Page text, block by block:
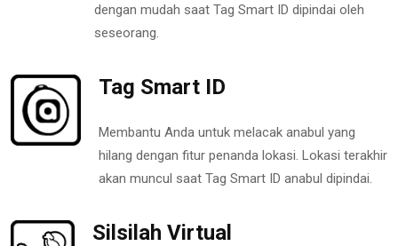
dengan mudah saat Tag Smart ID dipindai oleh
seseorang.
Tag Smart ID
Membantu Anda untuk melacak anabul yang
hilang dengan fitur penanda lokasi. Lokasi terakhir
akan muncul saat Tag Smart ID anabul dipindai.
Silsilah Virtual